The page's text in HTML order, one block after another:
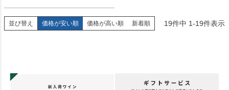
並び替え 価格が安い順 価格が高い順 新着順 19件中 1-19件表示